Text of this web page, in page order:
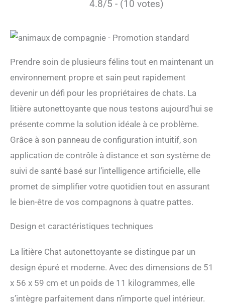
4.8/5 - (10 votes)
Prendre soin de plusieurs félins tout en maintenant un
environnement propre et sain peut rapidement
devenir un défi pour les propriétaires de chats. La
litière autonettoyante que nous testons aujourd’hui se
présente comme la solution idéale à ce problème.
Grâce à son panneau de configuration intuitif, son
application de contrôle à distance et son système de
suivi de santé basé sur l’intelligence artificielle, elle
promet de simplifier votre quotidien tout en assurant
le bien-être de vos compagnons à quatre pattes.
Design et caractéristiques techniques
La litière Chat autonettoyante se distingue par un
design épuré et moderne. Avec des dimensions de 51
x 56 x 59 cm et un poids de 11 kilogrammes, elle
s’intègre parfaitement dans n’importe quel intérieur.